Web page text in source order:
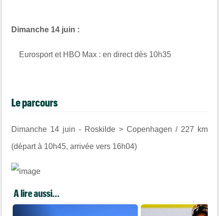
Dimanche 14 juin :
Eurosport et HBO Max : en direct dès 10h35
Le parcours
Dimanche 14 juin - Roskilde > Copenhagen / 227 km
(départ à 10h45, arrivée vers 16h04)
A lire aussi...